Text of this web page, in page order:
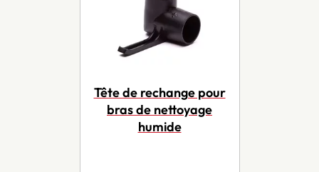
Tête de rechange pour
bras de nettoyage
humide